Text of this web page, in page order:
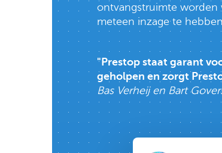
ontvangstruimte worden
meteen inzage te
"Prestop staat garant
geholpen en zorgt
Bas Verheij en Bart